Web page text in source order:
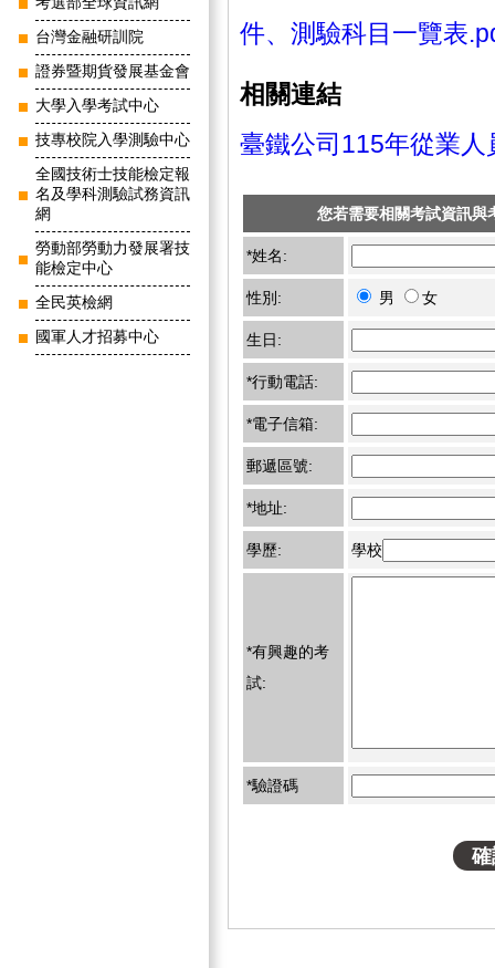
台灣金融研訓院
證券暨期貨發展基金會
大學入學考試中心
技專校院入學測驗中心
全國技術士技能檢定報
名及學科測驗試務資訊
網
勞動部勞動力發展署技
能檢定中心
全民英檢網
國軍人才招募中心
件、測驗科目一覽表
相關連結
臺鐵公司115年從業人
您若需要相關考試資訊與
*姓名:
性別: 男 女
生日:
*行動電話:
*電子信箱:
郵遞區號:
*地址:
學歷: 學校
*有興趣的考
試:
*驗證碼